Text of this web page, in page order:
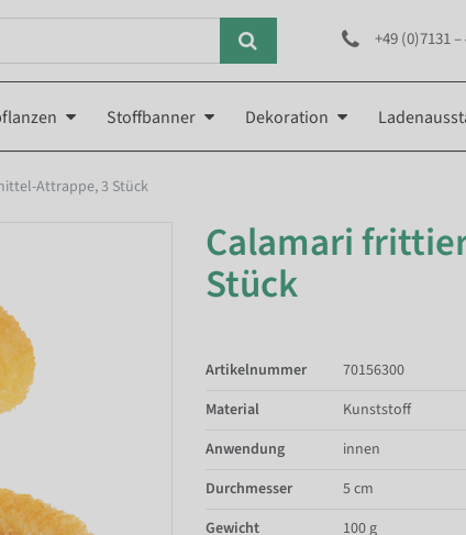
+49 (0)7131 –
Stoffbanner Dekoration
Attrappe, 3 Stück
Calamari
Stück
Artikelnummer
70156300
Material
Kunststoff
Anwendung
innen
Durchmesser
5 cm
Gewicht
100 g